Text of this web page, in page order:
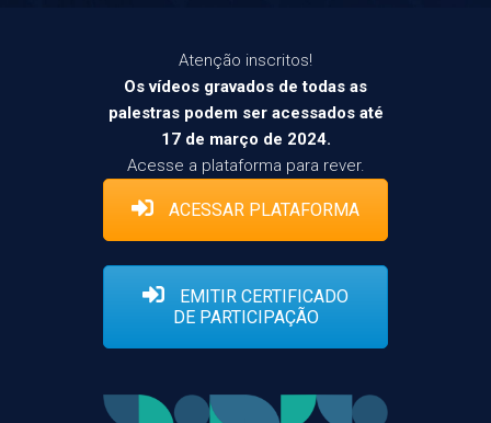
Atenção inscritos!
Os vídeos gravados de todas as
palestras podem ser acessados até
17 de março de 2024.
Acesse a plataforma para rever.
ACESSAR PLATAFORMA
EMITIR CERTIFICADO
DE PARTICIPAÇÃO